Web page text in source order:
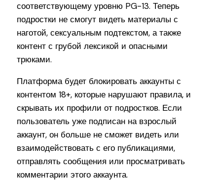
соответствующему уровню PG-13. Теперь
подростки не смогут видеть материалы с
наготой, сексуальным подтекстом, а также
контент с грубой лексикой и опасными
трюками.
Платформа будет блокировать аккаунты с
контентом 18+, которые нарушают правила, и
скрывать их профили от подростков. Если
пользователь уже подписан на взрослый
аккаунт, он больше не сможет видеть или
взаимодействовать с его публикациями,
отправлять сообщения или просматривать
комментарии этого аккаунта.